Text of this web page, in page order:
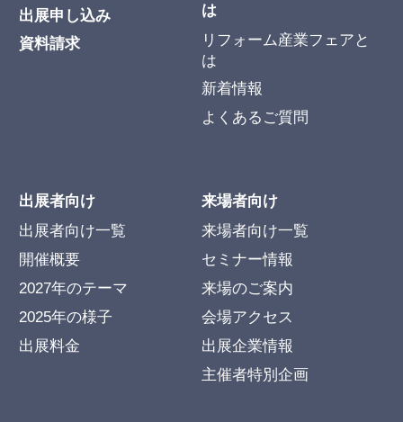
出展申し込み
資料請求
は
リフォーム産業フェアと
は
新着情報
よくあるご質問
出展者向け
出展者向け一覧
開催概要
2027年のテーマ
2025年の様子
出展料金
来場者向け
来場者向け一覧
セミナー情報
来場のご案内
会場アクセス
出展企業情報
主催者特別企画